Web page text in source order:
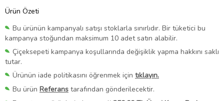
Ürün Özeti
Bu ürünün kampanyalı satışı stoklarla sınırlıdır. Bir tüketici bu
kampanya stoğundan maksimum 10 adet satın alabilir.
Çiçeksepeti kampanya koşullarında değişiklik yapma hakkını saklı
tutar.
Ürünün iade politikasını öğrenmek için tıklayın.
Bu ürün Referans tarafından gönderilecektir.